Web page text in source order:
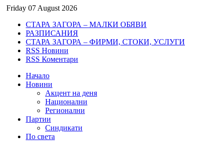
Friday 07 August 2026
СТАРА ЗАГОРА – МАЛКИ ОБЯВИ
РАЗПИСАНИЯ
СТАРА ЗАГОРА – ФИРМИ, СТОКИ, УСЛУГИ
RSS Новини
RSS Коментари
Начало
Новини
Акцент на деня
Национални
Регионални
Партии
Синдикати
По света